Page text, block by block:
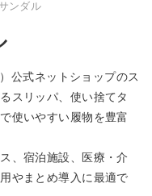
ンダル
公式ネットショップのス
スリッパ、使い捨てタ
使いやすい履物を豊富
、宿泊施設、医療・介
やまとめ導入に最適で